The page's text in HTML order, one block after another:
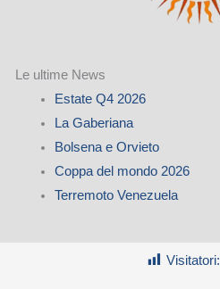
Le ultime News
Estate Q4 2026
La Gaberiana
Bolsena e Orvieto
Coppa del mondo 2026
Terremoto Venezuela
Visitatori: